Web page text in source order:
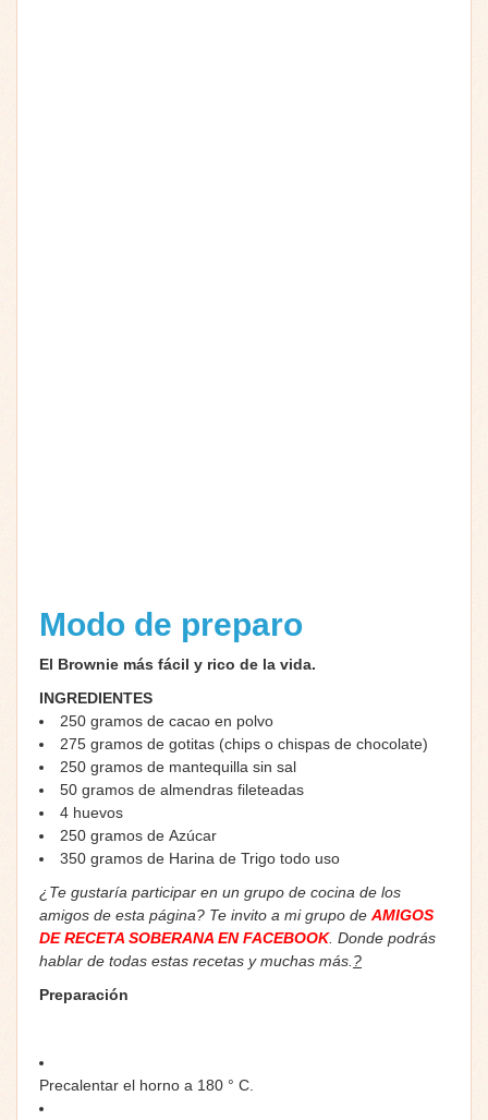
Modo de preparo
El Brownie más fácil y rico de la vida.
INGREDIENTES
250 gramos de cacao en polvo
275 gramos de gotitas (chips o chispas de chocolate)
250 gramos de mantequilla sin sal
50 gramos de almendras fileteadas
4 huevos
250 gramos de Azúcar
350 gramos de Harina de Trigo todo uso
¿Te gustaría participar en un grupo de cocina de los
amigos de esta página? Te invito a mi grupo de AMIGOS
DE RECETA SOBERANA EN FACEBOOK. Donde podrás
hablar de todas estas recetas y muchas más. ?
Preparación
Precalentar el horno a 180 ° C.